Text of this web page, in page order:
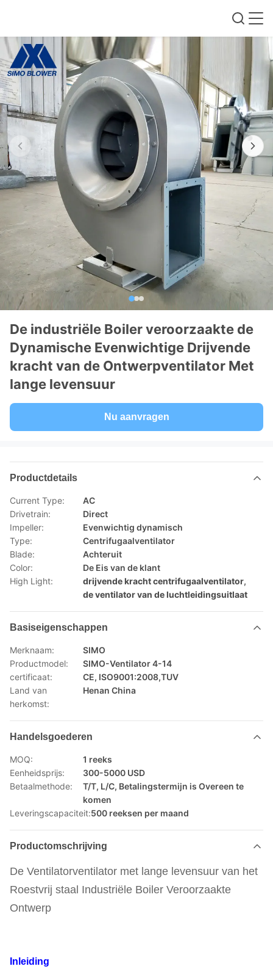
De industriële Boiler veroorzaakte de
Dynamische Evenwichtige Drijvende
kracht van de Ontwerpventilator Met
lange levensuur
Nu aanvragen
Productdetails
Current Type:
AC
Drivetrain:
Direct
Impeller:
Evenwichtig dynamisch
Type:
Centrifugaalventilator
Blade:
Achteruit
Color:
De Eis van de klant
High Light:
drijvende kracht centrifugaalventilator,
de ventilator van de luchtleidingsuitlaat
Basiseigenschappen
Merknaam:
SIMO
Productmodel:
SIMO-Ventilator 4-14
certificaat:
CE, ISO9001:2008,TUV
Land van
herkomst:
Henan China
Handelsgoederen
MOQ:
1 reeks
Eenheidsprijs:
300-5000 USD
Betaalmethode:
T/T, L/C, Betalingstermijn is Overeen te
komen
Leveringscapaciteit:500 reeksen per maand
Productomschrijving
De Ventilatorventilator met lange levensuur van het
Roestvrij staal Industriële Boiler Veroorzaakte
Ontwerp
Inleiding